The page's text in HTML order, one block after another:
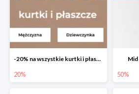
-20% na wszystkie kurtki i płaszcze
20%
Mid
50%